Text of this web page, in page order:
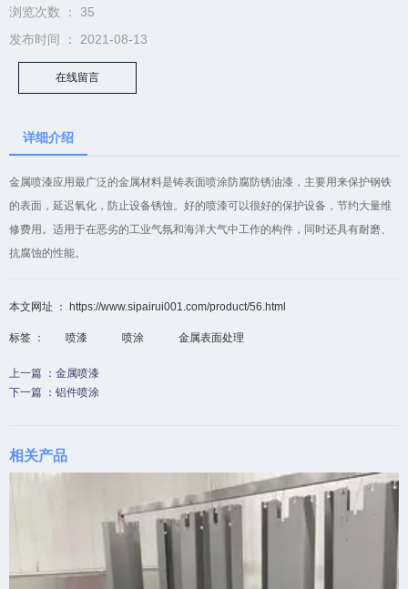
浏览次数 ： 35
发布时间 ： 2021-08-13
在线留言
详细介绍
金属喷漆应用最广泛的金属材料是铸表面喷涂防腐防锈油漆，主要用来保护钢铁
的表面，延迟氧化，防止设备锈蚀。好的喷漆可以很好的保护设备，节约大量维
修费用。适用于在恶劣的工业气氛和海洋大气中工作的构件，同时还具有耐磨、
抗腐蚀的性能。
本文网址 ： https://www.sipairui001.com/product/56.html
标签 ： 喷漆 喷涂 金属表面处理
上一篇 ： 金属喷漆
下一篇 ： 铝件喷涂
相关产品